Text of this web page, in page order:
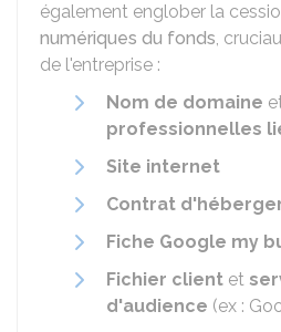
également englober la
numériques du fonds,
de l'entreprise :
Nom de domaine
professionnelles
Site internet
Contrat
Fiche Google my
Fichier client et
d'audience (ex :